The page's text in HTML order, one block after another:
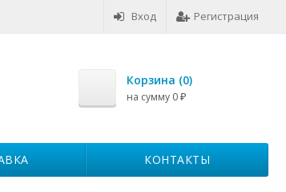
Вход Регистрация
Корзина (0)
на сумму 0 ₽
КОНТАКТЫ